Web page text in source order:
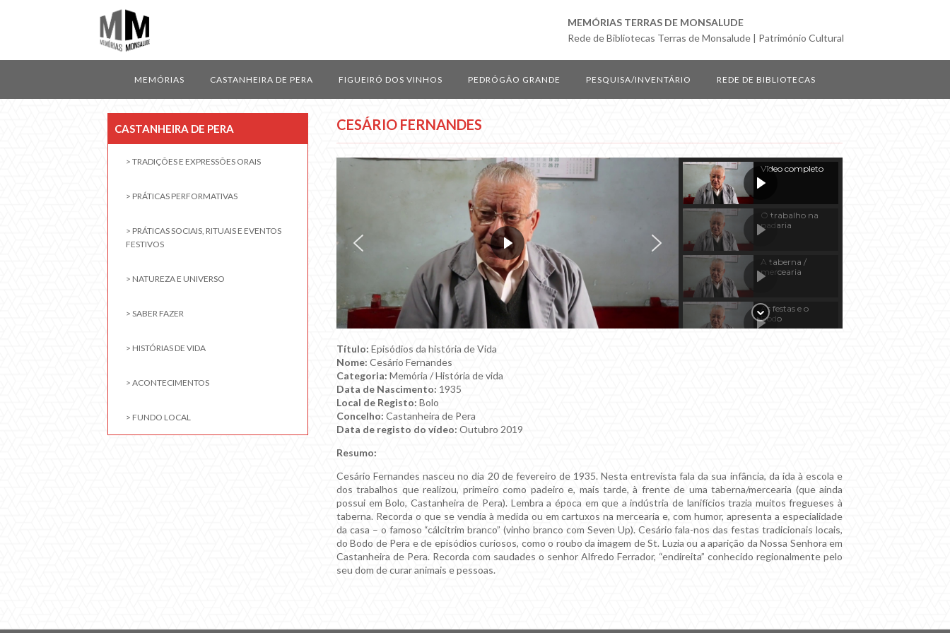
MEMÓRIAS TERRAS DE MONSALUDE
Rede de Bibliotecas Terras de Monsalude | Património Cultural
MEMÓRIAS CASTANHEIRA DE PERA FIGUEIRÓ DOS VINHOS PEDRÓGÃO GRANDE PESQUISA/INVENTÁRIO REDE DE BIBLIOTECAS
CASTANHEIRA DE PERA
> TRADIÇÕES E EXPRESSÕES ORAIS
> PRÁTICAS PERFORMATIVAS
> PRÁTICAS SOCIAIS, RITUAIS E EVENTOS
FESTIVOS
> NATUREZA E UNIVERSO
> SABER FAZER
> HISTÓRIAS DE VIDA
> ACONTECIMENTOS
> FUNDO LOCAL
CESÁRIO FERNANDES
Vídeo completo
O trabalho na
padaria
A taberna /
mercearia
As festas e o
Bodo
Calcitrim Branco
Título: Episódios da história de Vida
Nome: Cesário Fernandes
Categoria: Memória / História de vida
Data de Nascimento: 1935
Local de Registo: Bolo
Concelho: Castanheira de Pera
Data de registo do vídeo: Outubro 2019
Resumo:
Cesário Fernandes nasceu no dia 20 de fevereiro de 1935. Nesta entrevista fala da sua infância, da ida à escola e
dos trabalhos que realizou, primeiro como padeiro e, mais tarde, à frente de uma taberna/mercearia (que ainda
possui em Bolo, Castanheira de Pera). Lembra a época em que a indústria de lanifícios trazia muitos fregueses à
taberna. Recorda o que se vendia à medida ou em cartuxos na mercearia e, com humor, apresenta a especialidade
da casa – o famoso “cálcitrim branco” (vinho branco com Seven Up). Cesário fala-nos das festas tradicionais locais,
do Bodo de Pera e de episódios curiosos, como o roubo da imagem de St. Luzia ou a aparição da Nossa Senhora em
Castanheira de Pera. Recorda com saudades o senhor Alfredo Ferrador, “endireita” conhecido regionalmente pelo
seu dom de curar animais e pessoas.